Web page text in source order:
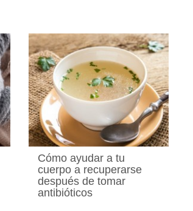
Cómo ayudar a tu
cuerpo a recuperarse
después de tomar
antibióticos